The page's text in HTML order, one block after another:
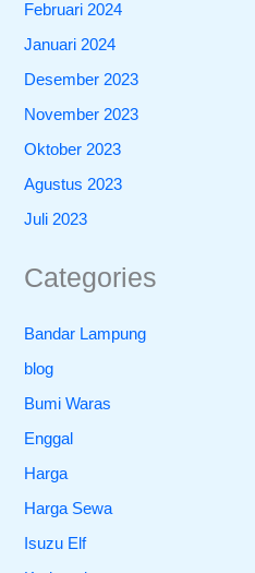
Februari 2024
Januari 2024
Desember 2023
November 2023
Oktober 2023
Agustus 2023
Juli 2023
Categories
Bandar Lampung
blog
Bumi Waras
Enggal
Harga
Harga Sewa
Isuzu Elf